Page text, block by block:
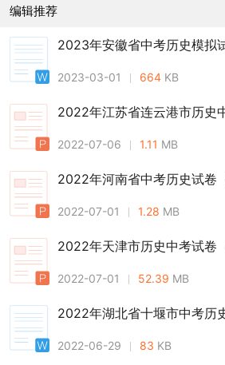
编辑推荐
2023年安徽省中考历史模拟
2023-03-01 664 KB
2022年江苏省连云港市历史
2022-07-06 1.11 MB
2022年河南省中考历史试卷
2022-07-01 1.28 MB
2022年天津市历史中考试卷
2022-07-01 52.39 MB
2022年湖北省十堰市中考历
2022-06-29 83 KB